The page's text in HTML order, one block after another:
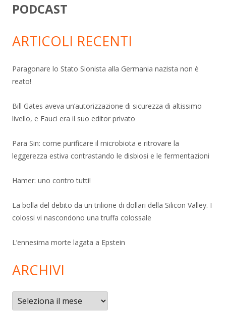
PODCAST
ARTICOLI RECENTI
Paragonare lo Stato Sionista alla Germania nazista non è
reato!
Bill Gates aveva un’autorizzazione di sicurezza di altissimo
livello, e Fauci era il suo editor privato
Para Sin: come purificare il microbiota e ritrovare la
leggerezza estiva contrastando le disbiosi e le fermentazioni
Hamer: uno contro tutti!
La bolla del debito da un trilione di dollari della Silicon Valley. I
colossi vi nascondono una truffa colossale
L’ennesima morte lagata a Epstein
ARCHIVI
Archivi